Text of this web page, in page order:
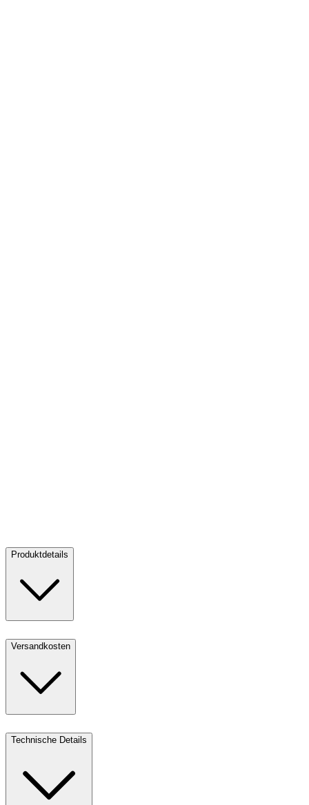
Produktdetails
Versandkosten
Technische Details